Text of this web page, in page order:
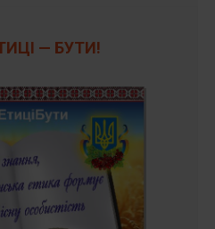
— БУТИ!